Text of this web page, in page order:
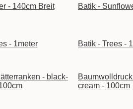
Batik -
Batik - Trees -
cream - 100cm